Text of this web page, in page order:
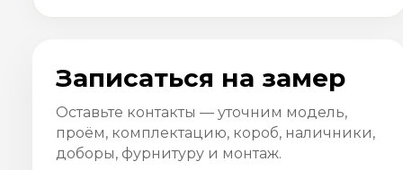
Записаться на замер
Оставьте контакты — уточним модель,
проём, комплектацию, короб, наличники,
доборы, фурнитуру и монтаж.